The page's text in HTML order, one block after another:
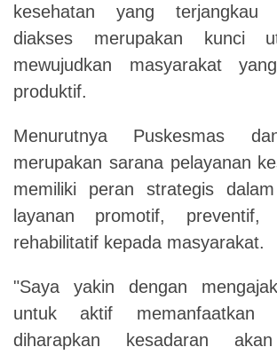
kesehatan yang terjangkau
diakses merupakan kunci
mewujudkan masyarakat
produktif.
Menurutnya Puskesmas
merupakan sarana pelayanan
memiliki peran strategis
layanan promotif,
rehabilitatif kepada masyarakat.
"Saya yakin dengan
untuk aktif memanfaatkan
diharapkan kesadaran